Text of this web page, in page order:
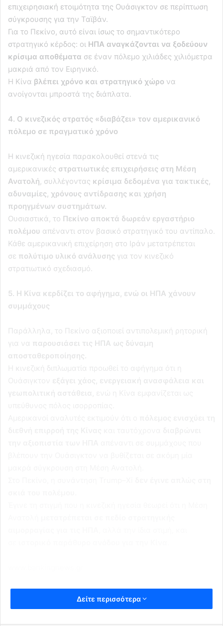
επιχειρησιακή ετοιμότητα της Ουάσιγκτον σε περίπτωση
σύγκρουσης για την Ταϊβάν.
Για το Πεκίνο, αυτό είναι ίσως το σημαντικότερο
στρατηγικό κέρδος: οι ΗΠΑ αναγκάζονται να ξοδεύουν
κρίσιμα αποθέματα σε έναν πόλεμο χιλιάδες χιλιόμετρα
μακριά από τον Ειρηνικό.
Η Κίνα βλέπει χρόνο και στρατηγικό χώρο να
ανοίγονται μπροστά της διάπλατα.
4. Ο κινεζικός στρατός «διαβάζει» τον αμερικανικό
πόλεμο σε πραγματικό χρόνο
Η κινεζική ηγεσία παρακολουθεί στενά τις
αμερικανικές στρατιωτικές επιχειρήσεις στη Μέση
Ανατολή, συλλέγοντας κρίσιμα δεδομένα για τακτικές,
αδυναμίες, χρόνους αντίδρασης και χρήση
προηγμένων συστημάτων.
Ουσιαστικά, το Πεκίνο αποκτά δωρεάν εργαστήριο
πολέμου απέναντι στον βασικό στρατηγικό του αντίπαλο.
Κάθε αμερικανική επιχείρηση στο Ιράν μετατρέπεται
σε πολύτιμο υλικό ανάλυσης για τον κινεζικό
στρατιωτικό σχεδιασμό.
5. Η Κίνα κερδίζει το αφήγημα, ενώ οι ΗΠΑ χάνουν
συμμάχους
Παράλληλα, το Πεκίνο αξιοποιεί αντιπολεμική ρητορική
για να παρουσιάσει τις ΗΠΑ ως δύναμη
αποσταθεροποίησης.
Η κινεζική διπλωματία προωθεί το αφήγημα ότι η
Δείτε περισσότερα